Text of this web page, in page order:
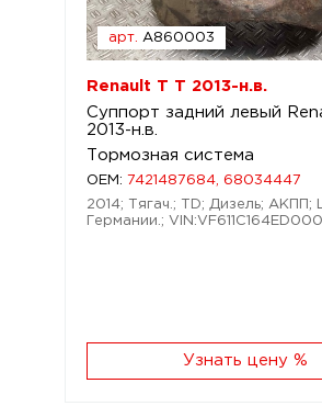
арт. A860003
Renault T T 2013-н.в.
Суппорт задний левый
2013-н.в.
Тормозная система
OEM:
7421487684, 68034447
2014; Тягач.; TD; Дизель; АКПП;
Германии.;
Узнать цену %